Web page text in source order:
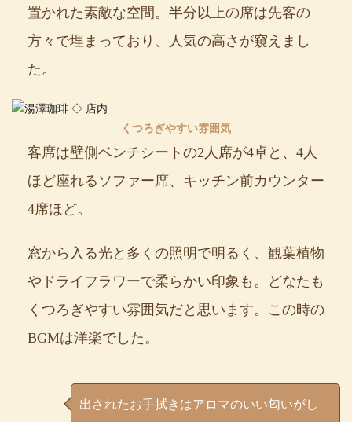
置かれた素敵な空間。半分以上の席は先客の
方々で埋まっており、人気の高さが窺えまし
た。
くつろぎやすい雰囲気
客席は壁側ベンチシートの2人席が4卓と、4人
ほど座れるソファー席、キッチン前カウンター
4席ほど。
窓から入る光と多くの照明で明るく、観葉植物
やドライフラワーで柔らかい印象も。どなたも
くつろぎやすい雰囲気だと思います。この時の
BGMは洋楽でした。
出されたお手拭きはアロマのいい匂いがし